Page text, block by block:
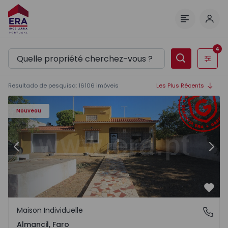
Filtres
4
Resultado de pesquisa: 16106 imóveis Les Plus Récents
Nouveau
Précédent
Almancil, Faro
Maison Individuelle
Almancil, Faro